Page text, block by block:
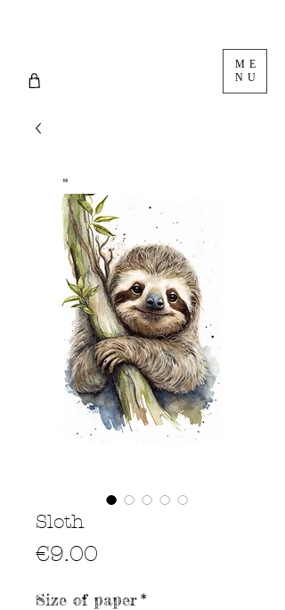
ME
NU
Sloth
€9.00
Size of paper*